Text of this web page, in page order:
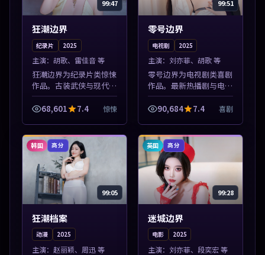
99:47
狂潮边界
纪录片 2025
主演： 胡歌、雷佳音 等
狂潮边界为纪录片类惊悚
作品。古装武侠与现代谍
战兼备，热播剧集连更，
精彩片花与正片同样清
凑，值得加入片单...
68,601 7.4 惊悚
99:51
零号边界
电视剧 2025
主演： 刘亦菲、胡歌 等
零号边界为电视剧类喜剧
作品。最新热播剧与电影
片单推荐，高清画质流畅
播放，每日更新不错过精
紧凑，值得加...
90,684 7.4 喜剧
韩国 高分
99:05
狂潮档案
动漫 2025
主演： 赵丽颖、周迅 等
英国 高分
99:28
迷城边界
电影 2025
主演： 刘亦菲、段奕宏 等